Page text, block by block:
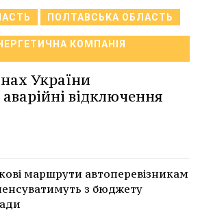
ПОЛТАВСЬКА ОБЛАСТЬ
КОМПАНІЯ
України
відключення
маршрути автоперевізникам
з бюджету